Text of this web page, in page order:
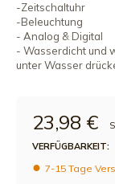
-Zeitschaltuhr
-Beleuchtung
- Analog & Digital
- Wasserdicht und
unter Wasser
23,98 €
VERFÜGBARKEIT:
7-15 Tage